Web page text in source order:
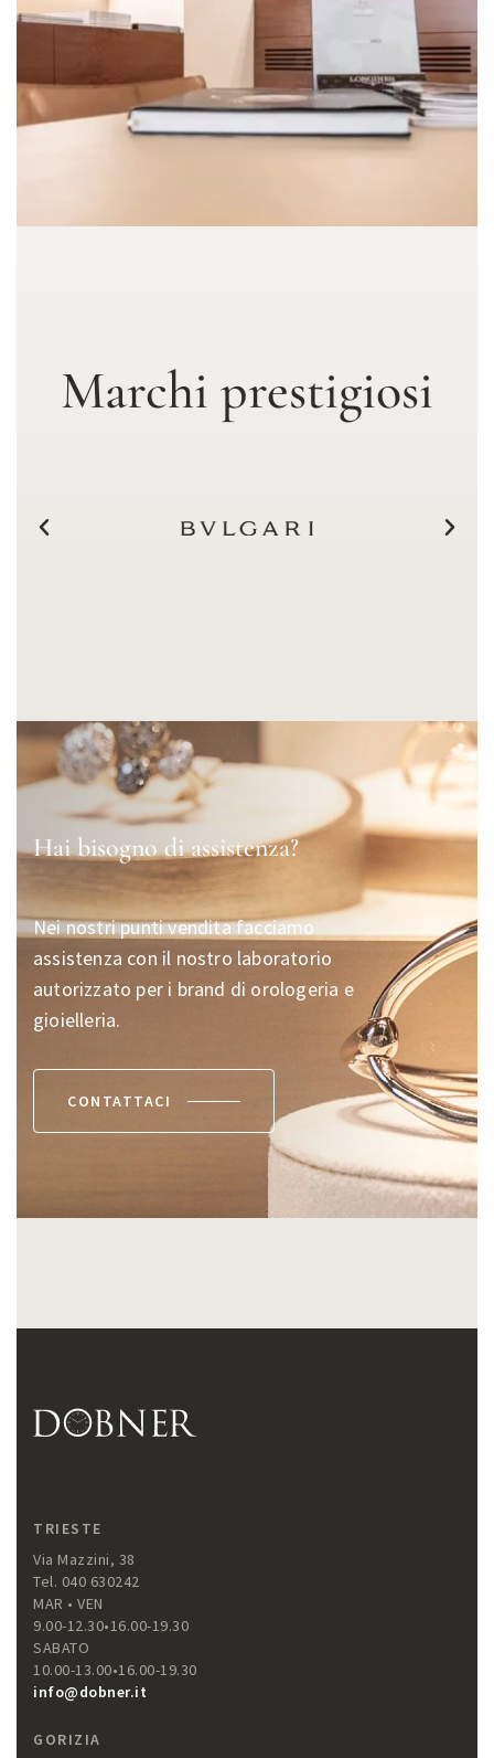
Marchi prestigiosi
Hai bisogno di assistenza?
Nei nostri punti vendita facciamo
assistenza con il nostro laboratorio
autorizzato per i brand di orologeria e
gioielleria.
CONTATTACI
TRIESTE
Via Mazzini, 38
Tel. 040 630242
MAR • VEN
9.00-12.30•16.00-19.30
SABATO
10.00-13.00•16.00-19.30
info@dobner.it
GORIZIA